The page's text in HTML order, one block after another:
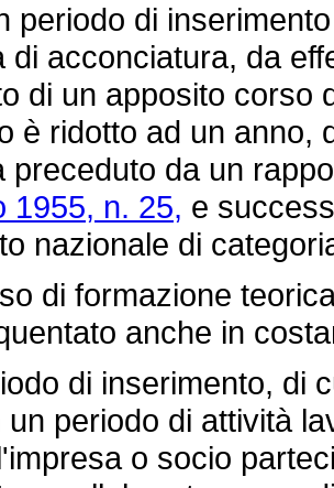
di
di acconciatura, da
di un apposito corso
è ridotto ad un anno,
preceduto da un
1955, n. 25, e
nazionale di
di formazione
anche in
di inserimento, di
periodo di attività
o socio